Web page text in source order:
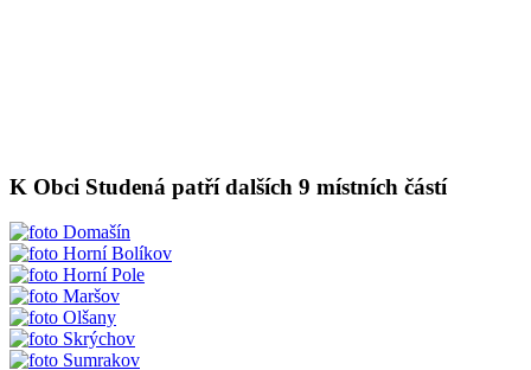
K Obci Studená patří dalších 9 místních částí
Domašín
Horní Bolíkov
Horní Pole
Maršov
Olšany
Skrýchov
Sumrakov